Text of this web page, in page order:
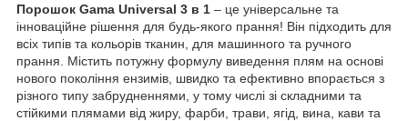
Порошок Gama Universal 3 в 1 – це універсальне та
інноваційне рішення для будь-якого прання! Він підходить для
всіх типів та кольорів тканин, для машинного та ручного
прання. Містить потужну формулу виведення плям на основі
нового покоління ензимів, швидко та ефективно впорається з
різного типу забрудненнями, у тому числі зі складними та
стійкими плямами від жиру, фарби, трави, ягід, вина, кави та